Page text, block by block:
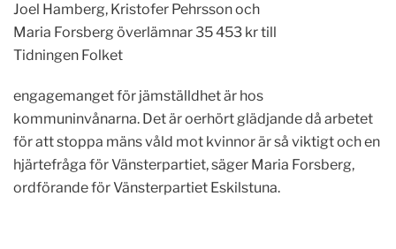
Joel Hamberg, Kristofer Pehrsson och
Maria Forsberg överlämnar 35 453 kr till
Tidningen Folket
engagemanget för jämställdhet är hos
kommuninvånarna. Det är oerhört glädjande då arbetet
för att stoppa mäns våld mot kvinnor är så viktigt och en
hjärtefråga för Vänsterpartiet, säger Maria Forsberg,
ordförande för Vänsterpartiet Eskilstuna.